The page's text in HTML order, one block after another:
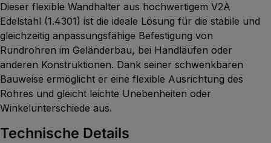
Dieser flexible Wandhalter aus hochwertigem V2A
Edelstahl (1.4301) ist die ideale Lösung für die stabile und
gleichzeitig anpassungsfähige Befestigung von
Rundrohren im Geländerbau, bei Handläufen oder
anderen Konstruktionen. Dank seiner schwenkbaren
Bauweise ermöglicht er eine flexible Ausrichtung des
Rohres und gleicht leichte Unebenheiten oder
Winkelunterschiede aus.
Technische Details